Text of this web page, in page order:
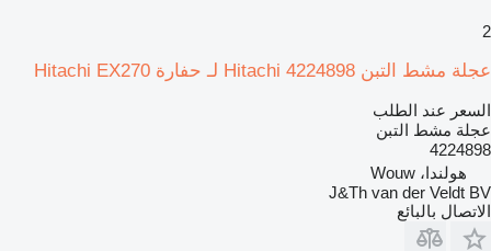
2
عجلة مشط التبن Hitachi 4224898 لـ حفارة Hitachi EX270
السعر عند الطلب
عجلة مشط التبن
4224898
هولندا، Wouw
J&Th van der Veldt BV
الاتصال بالبائع